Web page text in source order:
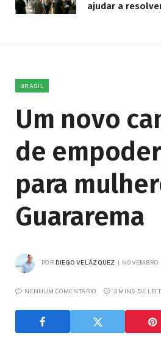
ajudar a
BRASIL
Um novo
de
para
Guararema
POR DIEGO VELÁZQUEZ
NENHUM COMENTÁRIO 3 MINS DE